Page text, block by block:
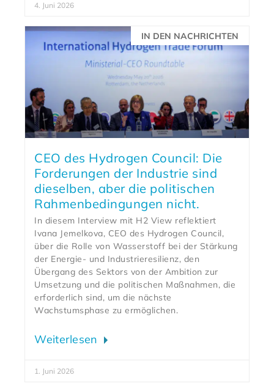
4. Juni 2026
IN DEN NACHRICHTEN
CEO des Hydrogen Council: Die
Forderungen der Industrie sind
dieselben, aber die politischen
Rahmenbedingungen nicht.
In diesem Interview mit H2 View reflektiert
Ivana Jemelkova, CEO des Hydrogen Council,
über die Rolle von Wasserstoff bei der Stärkung
der Energie- und Industrieresilienz, den
Übergang des Sektors von der Ambition zur
Umsetzung und die politischen Maßnahmen, die
erforderlich sind, um die nächste
Wachstumsphase zu ermöglichen.
Weiterlesen
1. Juni 2026